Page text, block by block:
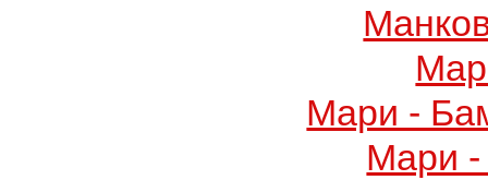
Мари -
Мари -